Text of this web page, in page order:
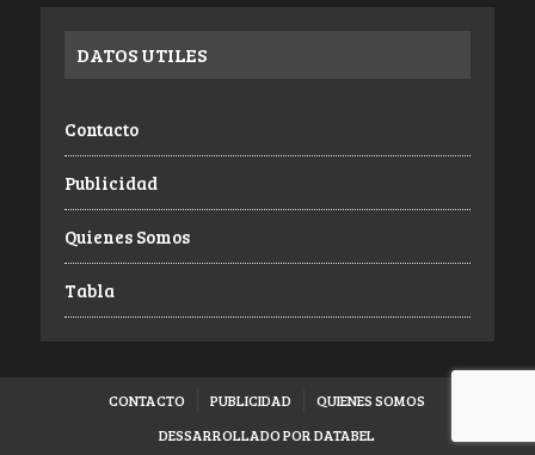
DATOS UTILES
Contacto
Publicidad
Quienes Somos
Tabla
CONTACTO PUBLICIDAD
QUIENES SOMOS
DESSARROLLADO POR DATABEL